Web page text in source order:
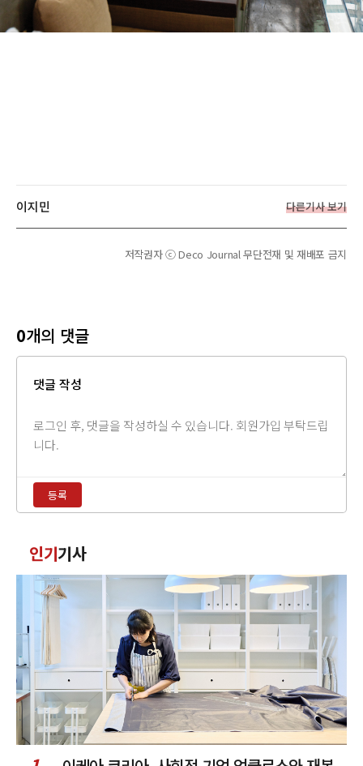
이지민 다른기사 보기
저작권자 ⓒ Deco Journal 무단전재 및 재배포 금지
0개의 댓글
댓글 작성
력
등록
글
인기기사